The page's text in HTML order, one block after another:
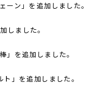
ーン」を追加しました。
しました。
」を追加しました。
」を追加しました。